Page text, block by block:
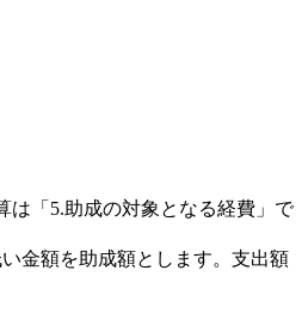
は「5.助成の対象となる経費」で
金額を助成額とします。支出額